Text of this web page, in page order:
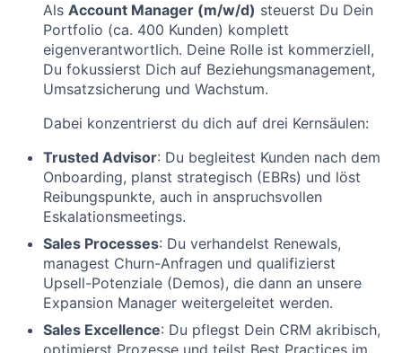
Als Account Manager (m/w/d) steuerst Du Dein
Portfolio (ca. 400 Kunden) komplett
eigenverantwortlich. Deine Rolle ist kommerziell,
Du fokussierst Dich auf Beziehungsmanagement,
Umsatzsicherung und Wachstum.
Dabei konzentrierst du dich auf drei Kernsäulen:
Trusted Advisor: Du begleitest Kunden nach dem
Onboarding, planst strategisch (EBRs) und löst
Reibungspunkte, auch in anspruchsvollen
Eskalationsmeetings.
Sales Processes: Du verhandelst Renewals,
managest Churn-Anfragen und qualifizierst
Upsell-Potenziale (Demos), die dann an unsere
Expansion Manager weitergeleitet werden.
Sales Excellence: Du pflegst Dein CRM akribisch,